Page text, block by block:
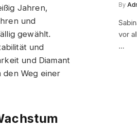
Jahren,
und
gewählt.
und
und Diamant
den Weg einer
By
vor
…